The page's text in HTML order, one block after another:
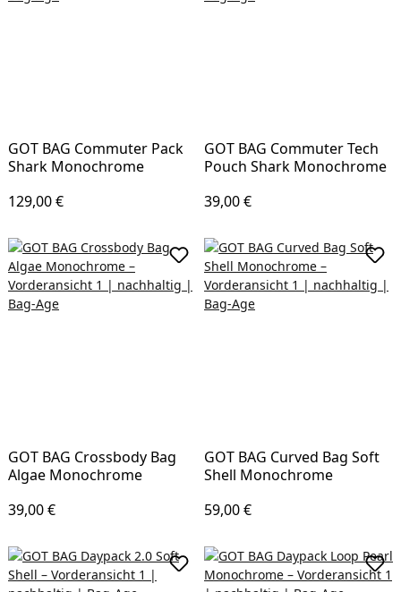
GOT BAG Commuter Pack
Shark Monochrome
Regulärer Preis:
129,00 €
GOT BAG Commuter Tech
Pouch Shark Monochrome
Regulärer Preis:
39,00 €
GOT BAG Crossbody Bag
Algae Monochrome
Regulärer Preis:
39,00 €
GOT BAG Curved Bag Soft
Shell Monochrome
Regulärer Preis:
59,00 €